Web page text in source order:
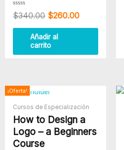
Valorado
con
de
$340.00 $260.00
Añadir al
carrito
¡Oferta!
Cursos de Especialización
How to Design a
Logo – a Beginners
Course
El
original
era:
$89.00.
actual
es:
$50.00.